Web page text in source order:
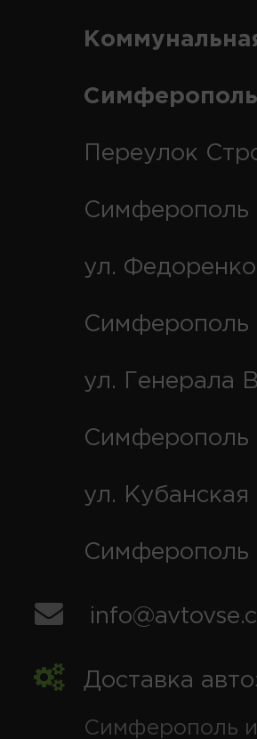
Симферополь
Переулок
Симферополь
ул. Федоренко
Симферополь
ул. Генерала
Симферополь
ул. Кубанская
Симферополь
Доставка
Симферополь